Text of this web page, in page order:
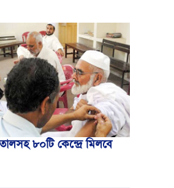
৮০টি কেন্দ্রে মিলবে